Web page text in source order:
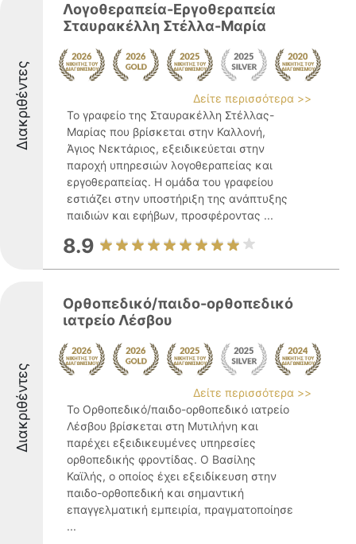
Διακριθέντες
Λογοθεραπεία-Εργοθεραπεία
Σταυρακέλλη Στέλλα-Μαρία
Δείτε περισσότερα >>
Το γραφείο της Σταυρακέλλη Στέλλας-
Μαρίας που βρίσκεται στην Καλλονή,
Άγιος Νεκτάριος, εξειδικεύεται στην
παροχή υπηρεσιών λογοθεραπείας και
εργοθεραπείας. Η ομάδα του γραφείου
εστιάζει στην υποστήριξη της ανάπτυξης
παιδιών και εφήβων, προσφέροντας ...
8.9
Διακριθέντες
Ορθοπεδικό/παιδο-ορθοπεδικό
ιατρείο Λέσβου
Δείτε περισσότερα >>
Το Ορθοπεδικό/παιδο-ορθοπεδικό ιατρείο
Λέσβου βρίσκεται στη Μυτιλήνη και
παρέχει εξειδικευμένες υπηρεσίες
ορθοπεδικής φροντίδας. Ο Βασίλης
Καϊλής, ο οποίος έχει εξειδίκευση στην
παιδο-ορθοπεδική και σημαντική
επαγγελματική εμπειρία, πραγματοποίησε
...